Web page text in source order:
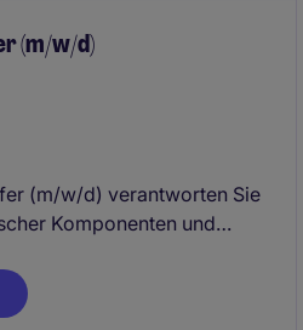
(m/w/d)
(m/w/d) verantworten Sie
Komponenten und
Sie arbeiten eng mit
Lieferanten zusammen, um